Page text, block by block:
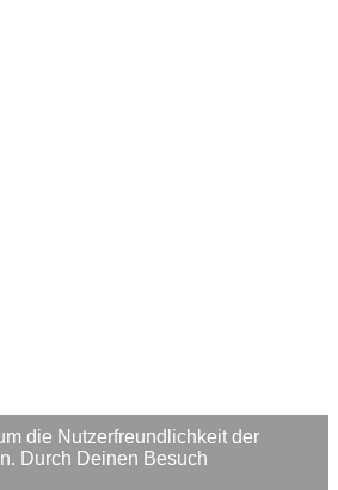
die Nutzerfreundlichkeit der
Durch Deinen Besuch